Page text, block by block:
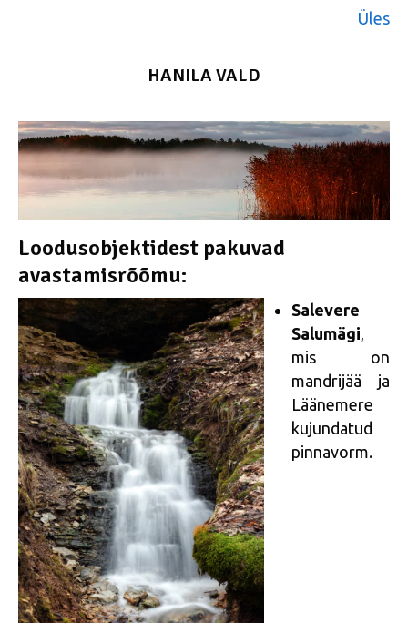
Üles
HANILA VALD
Loodusobjektidest pakuvad
avastamisrõõmu:
Salevere
Salumägi,
mis on
mandrijää ja
Läänemere
kujundatud
pinnavorm.